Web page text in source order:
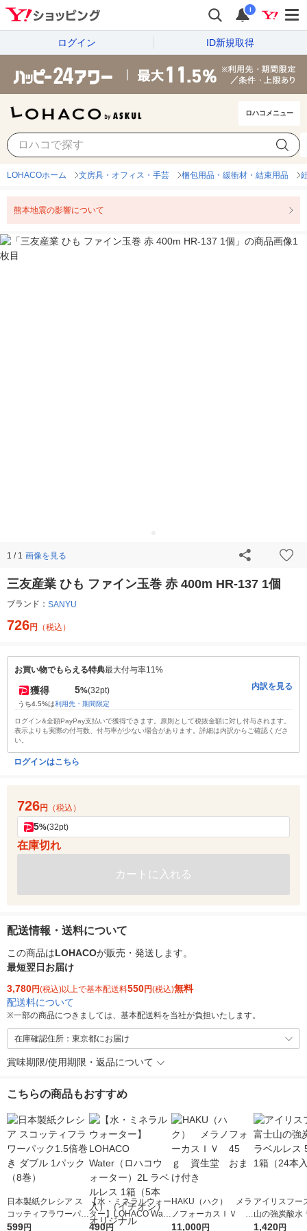
i
ログイン ID新規取得
ロハコメニュー
LOHACOホーム 文房具・オフィス・手芸 梱包用品・緩衝材・結束用品
熊本地震の影響について
1 / 1 画像を見る
三友産業 ひも ファイン玉巻 赤 400m HR-137 1個
ブランド： SANYU
726円 （税込）
お買い物でもらえる特典最大付与率11%
獲得 5%(32pt)
うち4.5%は利用先・期間限定
内訳を見る
ログイン&全額PayPay支払いで獲得できます。原則として税抜金額に対し付与されます。
表示よりも実際の付与数、付与率が少ない場合があります。詳細は内訳からご確認くださ
い。
ログインはこちら
726円 （税込）
5%(32pt)
在庫切れ
カートに入れる
配送情報・送料について
この商品はLOHACOが販売・発送します。
最短翌日お届け
3,780円(税込)以上で基本配送料550円(税込)無料
配送料について
※一部の商品につきましては、基本配送料を当社が負担いたします。
在庫確認住所：東京都にお届け
賞味期限/使用期限・返品について
こちらの商品もおすすめ
日本製紙クレシア ス
コッティフラワーパッ
ク1.5倍巻き ダブル 1
599円
【水・ミネラルウォー
ター】LOHACO Wate
r（ロハコウォータ
490円
HAKU（ハク） メラ
ノフォーカスＩＶ 4
5ｇ 資生堂 おまけ
11,000円
アイリスフー
山の強炭酸水
レス 500ml 1
1,420円